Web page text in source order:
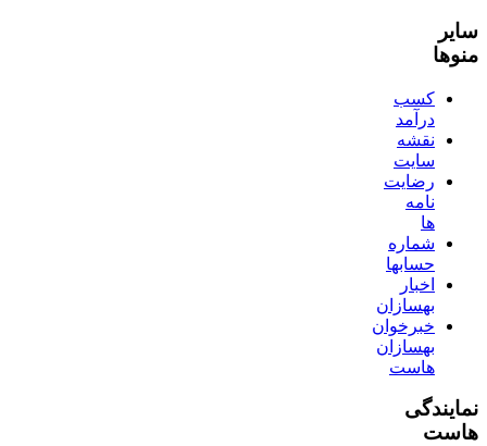
سایر
منوها
کسب
درآمد
نقشه
سایت
رضایت
نامه
ها
شماره
حسابها
اخبار
بهسازان
خبرخوان
بهسازان
هاست
نمایندگی
هاست